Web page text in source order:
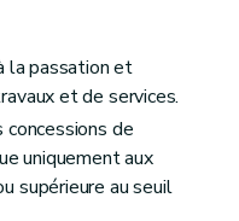
la passation et
et de services.
concessions de
uniquement aux
supérieure au seuil